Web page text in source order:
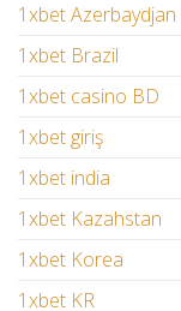
1xbet Azerbaydjan
1xbet Brazil
1xbet casino BD
1xbet giriş
1xbet india
1xbet Kazahstan
1xbet Korea
1xbet KR